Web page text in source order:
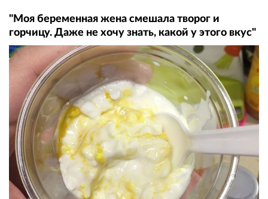
"Моя беременная жена смешала творог и
горчицу. Даже не хочу знать, какой у этого вкус"